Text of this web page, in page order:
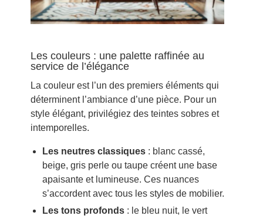
Les couleurs : une palette raffinée au
service de l’élégance
La couleur est l’un des premiers éléments qui
déterminent l’ambiance d’une pièce. Pour un
style élégant, privilégiez des teintes sobres et
intemporelles.
Les neutres classiques: blanc cassé,
beige, gris perle ou taupe créent une base
apaisante et lumineuse. Ces nuances
s’accordent avec tous les styles de mobilier.
Les tons profonds: le bleu nuit, le vert